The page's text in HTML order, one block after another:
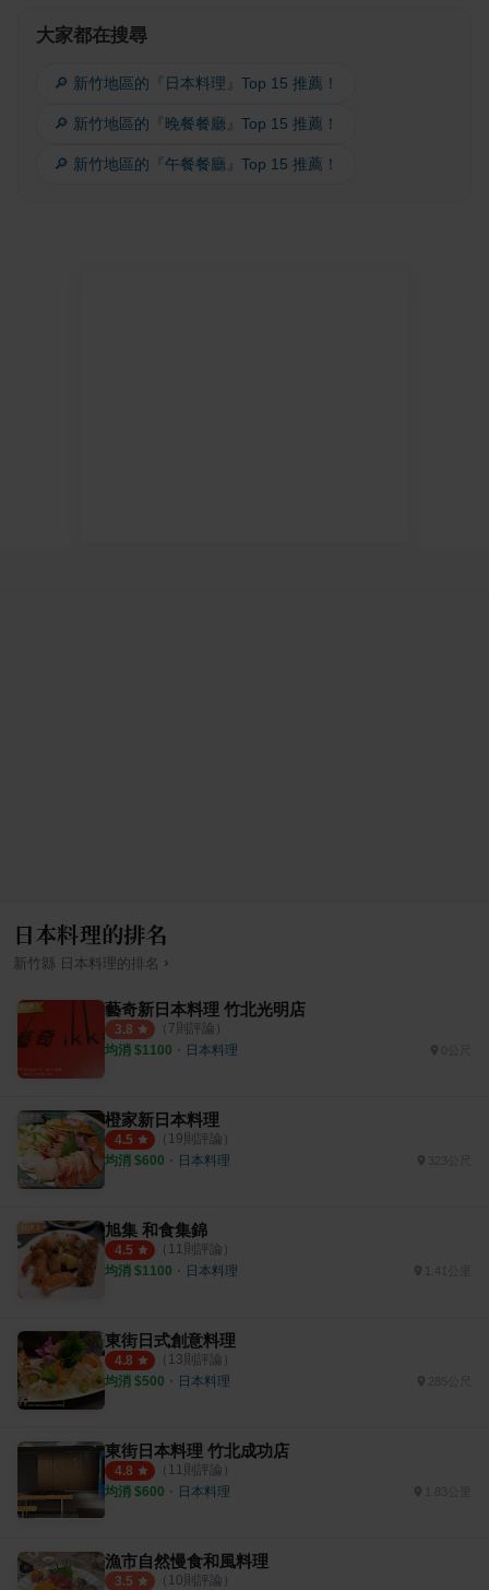
大家都在搜尋
🔎 新竹地區的『日本料理』Top 15 推薦！
🔎 新竹地區的『晚餐餐廳』Top 15 推薦！
🔎 新竹地區的『午餐餐廳』Top 15 推薦！
日本料理的排名
新竹縣 日本料理 的排名 ›
藝奇新日本料理 竹北光明店
3.8 （ 7則評論）
均消 $1100 ・ 日本料理
橙家新日本料理
4.5 （ 19則評論）
均消 $600 ・ 日本料理
旭集 和食集錦
4.5 （ 11 則評論）
均消 $1100 ・ 日本料理 1.41公里
東街日式創意料理
4.8 （ 13則評論）
均消 $500 ・ 日本料理 285公尺
東街日本料理 竹北成功店
4.8 （ 11 則評論）
均消 $600 ・ 日本料理
漁市自然慢食和風料理
3.5 （ 10則評論）